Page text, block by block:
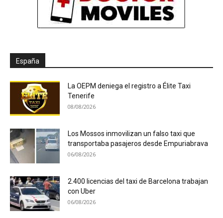
España
La OEPM deniega el registro a Élite Taxi
Tenerife
08/08/2026
Los Mossos inmovilizan un falso taxi que
transportaba pasajeros desde Empuriabrava
06/08/2026
2.400 licencias del taxi de Barcelona trabajan
con Uber
06/08/2026